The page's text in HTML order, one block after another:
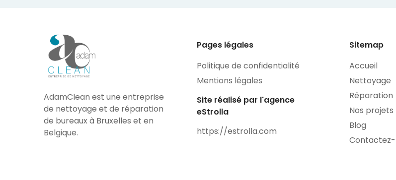
AdamClean est une entreprise
de nettoyage et de réparation
de bureaux à Bruxelles et en
Belgique.
Pages légales
Politique de confidentialité
Mentions légales
Site réalisé par l'agence
eStrolla
https://estrolla.com
Sitemap
Accueil
Nettoyage
Réparation
Nos projets
Blog
Contactez-